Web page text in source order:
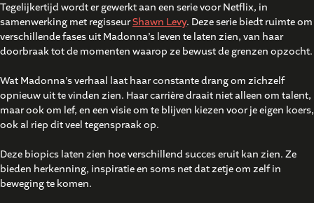
Tegelijkertijd wordt er gewerkt aan een serie voor Netflix, in
samenwerking met regisseurShawn Levy. Deze serie biedt ruimte om
verschillende fases uit Madonna’s leven te laten zien, van haar
doorbraak tot de momenten waarop ze bewust de grenzen opzocht.
Wat Madonna’s verhaal laat haar constante drang om zichzelf
opnieuw uit te vinden zien. Haar carrière draait niet alleen om talent,
maar ook om lef, en een visie om te blijven kiezen voor je eigen koers,
ook al riep dit veel tegenspraak op.
Deze biopics laten zien hoe verschillend succes eruit kan zien. Ze
bieden herkenning, inspiratie en soms net dat zetje om zelf in
beweging te komen.